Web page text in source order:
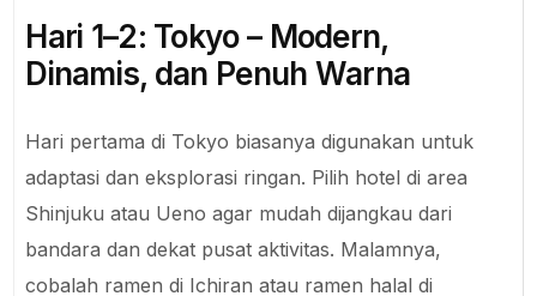
Hari 1–2: Tokyo – Modern,
Dinamis, dan Penuh Warna
Hari pertama di Tokyo biasanya digunakan untuk
adaptasi dan eksplorasi ringan. Pilih hotel di area
Shinjuku atau Ueno agar mudah dijangkau dari
bandara dan dekat pusat aktivitas. Malamnya,
cobalah ramen di Ichiran atau ramen halal di